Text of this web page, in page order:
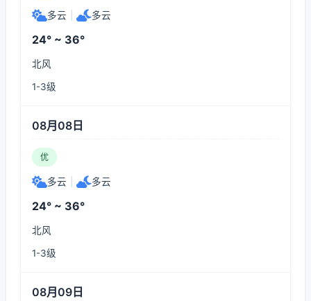
多云 多云
24° ~ 36°
北风
1-3级
08月08日
优
多云 多云
24° ~ 36°
北风
1-3级
08月09日